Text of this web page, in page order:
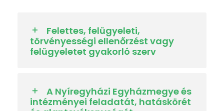
Felettes, felügyeleti,
törvényességi ellenőrzést vagy
felügyeletet gyakorló szerv
A Nyíregyházi Egyházmegye és
intézményei feladatát, hatáskörét